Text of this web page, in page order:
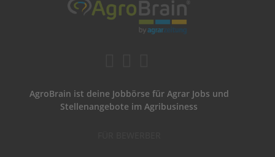
AgroBrain ist deine Jobbörse für Agrar Jobs und
Stellenangebote im Agribusiness